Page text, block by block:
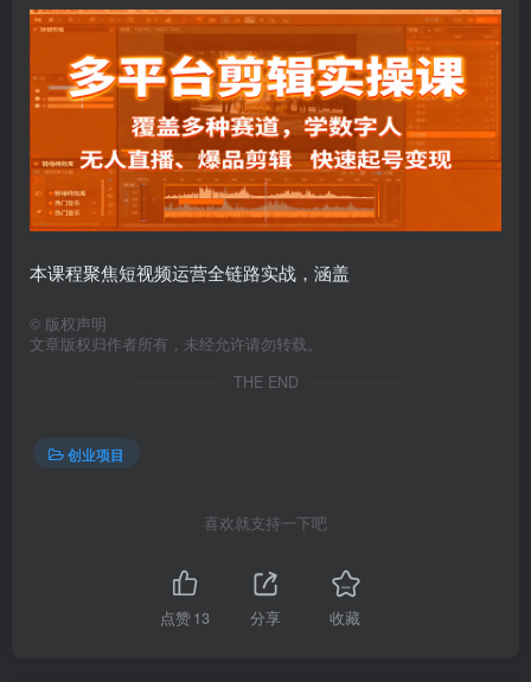
本课程聚焦短视频运营全链路实战，涵盖
© 版权声明
文章版权归作者所有，未经允许请勿转载。
THE END
创业项目
喜欢就支持一下吧
点赞13 分享 收藏